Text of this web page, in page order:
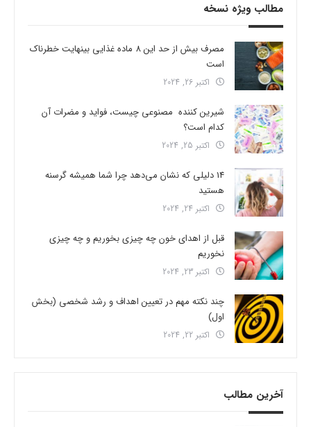
مطالب ویژه نسخه
مصرف بیش از حد این 8 ماده غذایی بینهایت خطرناک
است
اکتبر 26, 2024
شیرین کننده مصنوعی چیست، فواید و مضرات آن
کدام است؟
اکتبر 25, 2024
14 دلیلی که نشان می‌دهد چرا شما همیشه گرسنه
هستید
اکتبر 24, 2024
قبل از اهدای خون چه چیزی بخوریم و چه چیزی
نخوریم
اکتبر 23, 2024
چند نکته مهم در تعیین اهداف و رشد شخصی (بخش
اول)
اکتبر 22, 2024
آخرین مطالب